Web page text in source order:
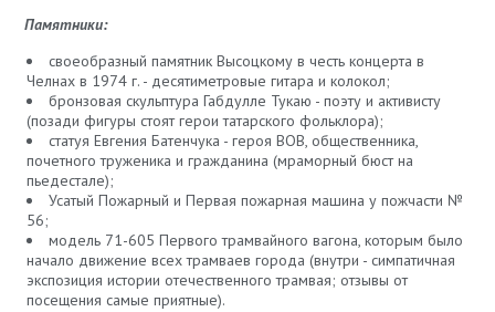
Памятники:
своеобразный памятник Высоцкому в честь концерта в
Челнах в 1974 г. - десятиметровые гитара и колокол;
бронзовая скульптура Габдулле Тукаю - поэту и активисту
(позади фигуры стоят герои татарского фольклора);
статуя Евгения Батенчука - героя ВОВ, общественника,
почетного труженика и гражданина (мраморный бюст на
пьедестале);
Усатый Пожарный и Первая пожарная машина у пожчасти №
56;
модель 71-605 Первого трамвайного вагона, которым было
начало движение всех трамваев города (внутри - симпатичная
экспозиция истории отечественного трамвая; отзывы от
посещения самые приятные).